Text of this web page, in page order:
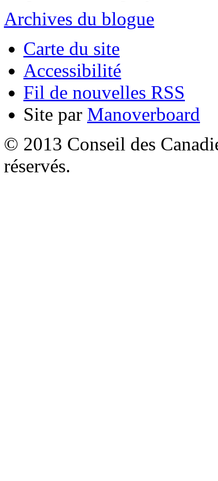
Archives du blogue
Carte du site
Accessibilité
Fil de nouvelles RSS
Site par Manoverboard
© 2013 Conseil des
réservés.